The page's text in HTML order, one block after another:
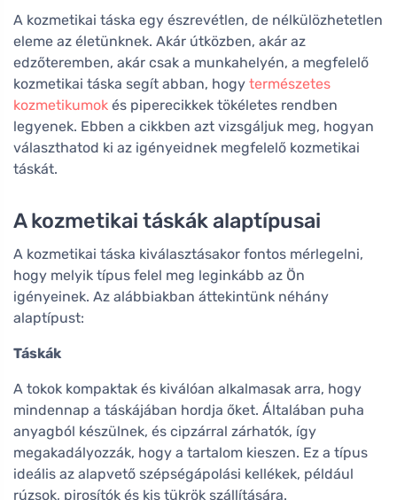
A kozmetikai táska egy észrevétlen, de nélkülözhetetlen
eleme az életünknek. Akár útközben, akár az
edzőteremben, akár csak a munkahelyén, a megfelelő
kozmetikai táska segít abban, hogy természetes
kozmetikumok és piperecikkek tökéletes rendben
legyenek. Ebben a cikkben azt vizsgáljuk meg, hogyan
választhatod ki az igényeidnek megfelelő kozmetikai
táskát.
A kozmetikai táskák alaptípusai
A kozmetikai táska kiválasztásakor fontos mérlegelni,
hogy melyik típus felel meg leginkább az Ön
igényeinek. Az alábbiakban áttekintünk néhány
alaptípust:
Táskák
A tokok kompaktak és kiválóan alkalmasak arra, hogy
mindennap a táskájában hordja őket. Általában puha
anyagból készülnek, és cipzárral zárhatók, így
megakadályozzák, hogy a tartalom kieszen. Ez a típus
ideális az alapvető szépségápolási kellékek, például
rúzsok, pirosítók és kis tükrök szállítására.